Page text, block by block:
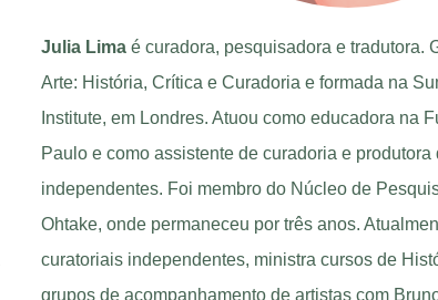
Julia Limaé curadora, pesquisadora e tradutora.
Arte: História, Crítica e Curadoria e formada na
Institute, em Londres. Atuou como educadora na
Paulo e como assistente de curadoria e produtora
independentes. Foi membro do Núcleo de
Ohtake, onde permaneceu por três anos.
curatoriais independentes, ministra cursos de
grupos de acompanhamento de artistas com